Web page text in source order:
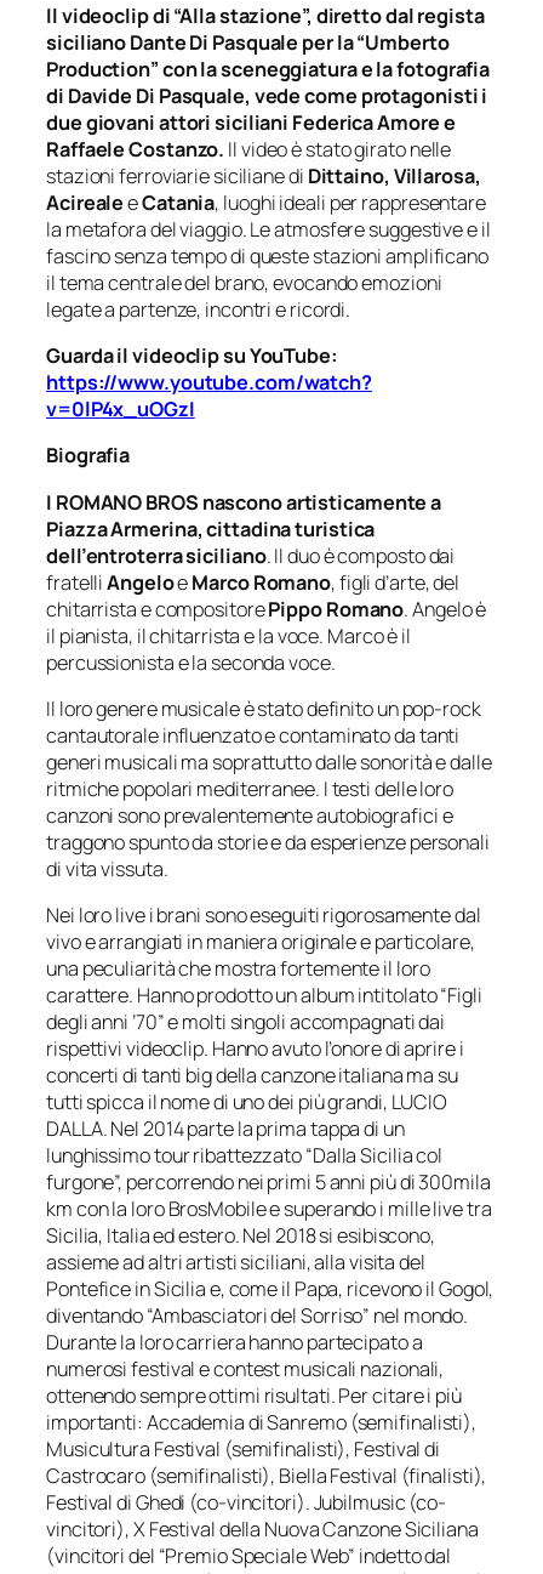
Il videoclip di “Alla stazione”, diretto dal regista
siciliano Dante Di Pasquale per la “Umberto
Production” con la sceneggiatura e la fotografia
di Davide Di Pasquale, vede come protagonisti i
due giovani attori siciliani Federica Amore e
Raffaele Costanzo. Il video è stato girato nelle
stazioni ferroviarie siciliane di Dittaino, Villarosa,
AcirealeeCatania, luoghi ideali per rappresentare
la metafora del viaggio. Le atmosfere suggestive e il
fascino senza tempo di queste stazioni amplificano
il tema centrale del brano, evocando emozioni
legate a partenze, incontri e ricordi.
Guarda il videoclip su YouTube:
https://www.youtube.com/watch?
v=0lP4x_uOGzI
Biografia
I ROMANO BROS nascono artisticamente a
Piazza Armerina, cittadina turistica
dell’entroterra siciliano. Il duo è composto dai
fratelliAngeloeMarco Romano, figli d’arte, del
chitarrista e compositorePippo Romano. Angelo è
il pianista, il chitarrista e la voce. Marco è il
percussionista e la seconda voce.
Il loro genere musicale è stato definito un pop-rock
cantautorale influenzato e contaminato da tanti
generi musicali ma soprattutto dalle sonorità e dalle
ritmiche popolari mediterranee. I testi delle loro
canzoni sono prevalentemente autobiografici e
traggono spunto da storie e da esperienze personali
di vita vissuta.
Nei loro live i brani sono eseguiti rigorosamente dal
vivo e arrangiati in maniera originale e particolare,
una peculiarità che mostra fortemente il loro
carattere. Hanno prodotto un album intitolato “Figli
degli anni ’70” e molti singoli accompagnati dai
rispettivi videoclip. Hanno avuto l’onore di aprire i
concerti di tanti big della canzone italiana ma su
tutti spicca il nome di uno dei più grandi, LUCIO
DALLA. Nel 2014 parte la prima tappa di un
lunghissimo tour ribattezzato “Dalla Sicilia col
furgone”, percorrendo nei primi 5 anni più di 300mila
km con la loro BrosMobile e superando i mille live tra
Sicilia, Italia ed estero. Nel 2018 si esibiscono,
assieme ad altri artisti siciliani, alla visita del
Pontefice in Sicilia e, come il Papa, ricevono il Gogol,
diventando “Ambasciatori del Sorriso” nel mondo.
Durante la loro carriera hanno partecipato a
numerosi festival e contest musicali nazionali,
ottenendo sempre ottimi risultati. Per citare i più
importanti: Accademia di Sanremo (semifinalisti),
Musicultura Festival (semifinalisti), Festival di
Castrocaro (semifinalisti), Biella Festival (finalisti),
Festival di Ghedi (co-vincitori). Jubilmusic (co-
vincitori), X Festival della Nuova Canzone Siciliana
(vincitori del “Premio Speciale Web” indetto dal